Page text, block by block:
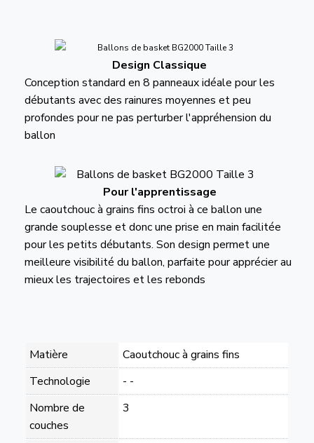
Design Classique
Conception standard en 8 panneaux idéale pour les
débutants avec des rainures moyennes et peu
profondes pour ne pas perturber l'appréhension du
ballon
Pour l'apprentissage
Le caoutchouc à grains fins octroi à ce ballon une
grande souplesse et donc une prise en main facilitée
pour les petits débutants. Son design permet une
meilleure visibilité du ballon, parfaite pour apprécier au
mieux les trajectoires et les rebonds
Matière
Caoutchouc à grains fins
Technologie
- -
Nombre de
couches
3